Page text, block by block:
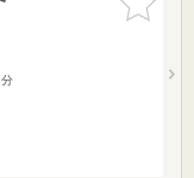
りに追加